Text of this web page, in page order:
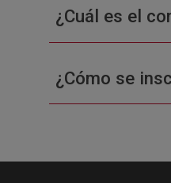
¿Cuál es el
¿Cómo se